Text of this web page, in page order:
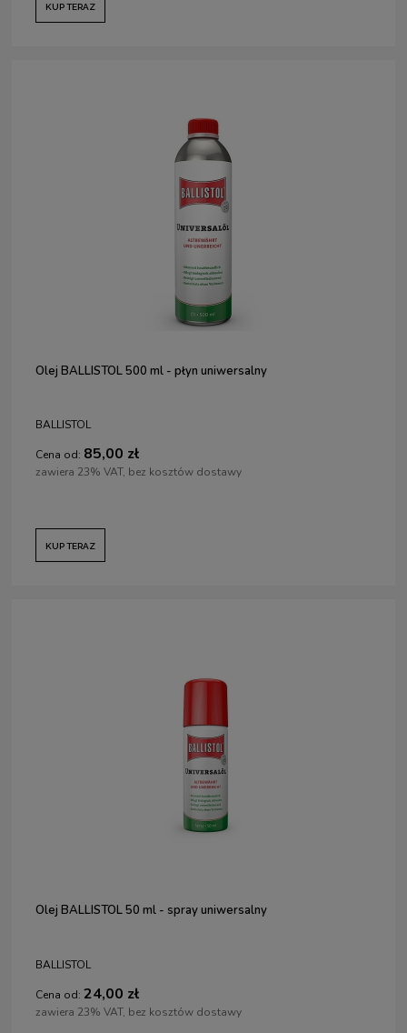
KUP TERAZ
Olej BALLISTOL 500 ml - płyn uniwersalny
BALLISTOL
Cena od: 85,00 zł
zawiera 23% VAT, bez kosztów dostawy
KUP TERAZ
Olej BALLISTOL 50 ml - spray uniwersalny
BALLISTOL
Cena od: 24,00 zł
zawiera 23% VAT, bez kosztów dostawy